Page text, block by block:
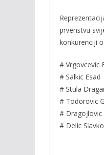
o
k
prvenstvu
konkurenciji
# Vrgovcevic
# Salkic Esad
# Stula
# Todorovic
# Dragojlovic
# Delic Slavko